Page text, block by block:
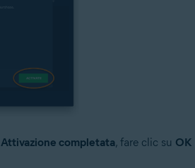
Attivazione completata, fare clic su OK